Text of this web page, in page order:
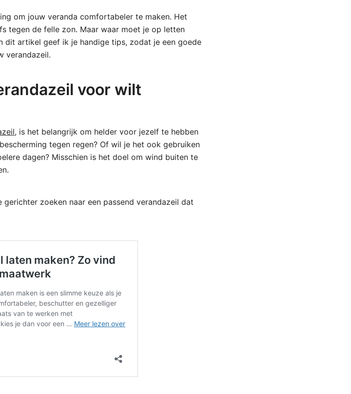
om jouw veranda comfortabeler te maken. Het
tegen de felle zon. Maar waar moet je op letten
dit artikel geef ik je handige tips, zodat je een goede
verandazeil.
voor wilt
, is het belangrijk om helder voor jezelf te hebben
tegen regen? Of wil je het ook gebruiken
dagen? Misschien is het doel om wind buiten te
zoeken naar een passend verandazeil dat